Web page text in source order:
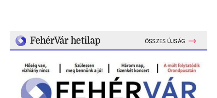
FehérVár hetilap ÖSSZES ÚJSÁG